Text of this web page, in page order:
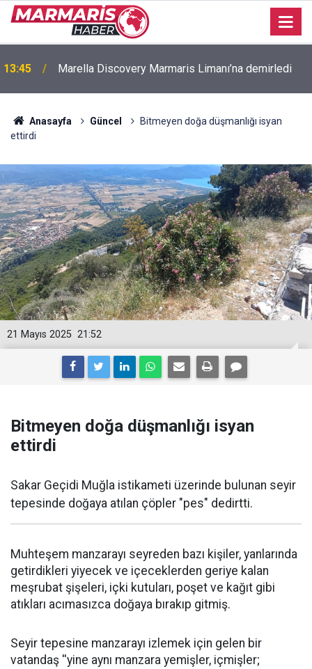
13:45 Marella Discovery Marmaris Limanı’na demirledi
Anasayfa Güncel
Bitmeyen doğa düşmanlığı isyan
ettirdi
21:52
21 Mayıs 2025
Bitmeyen doğa düşmanlığı isyan
ettirdi
Sakar Geçidi Muğla istikameti üzerinde bulunan seyir
tepesinde doğaya atılan çöpler "pes" dedirtti.
Muhteşem manzarayı seyreden bazı kişiler, yanlarında
getirdikleri yiyecek ve içeceklerden geriye kalan
meşrubat şişeleri, içki kutuları, poşet ve kağıt gibi
atıkları acımasızca doğaya bırakıp gitmiş.
Seyir tepesine manzarayı izlemek için gelen bir
vatandaş ''yine aynı manzara yemişler, içmişler;